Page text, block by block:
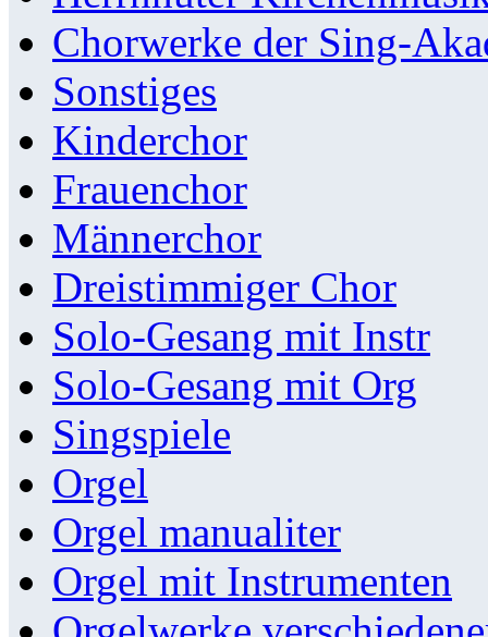
Chorwerke der Sing-
Sonstiges
Kinderchor
Frauenchor
Männerchor
Dreistimmiger Chor
Solo-Gesang mit Instr
Solo-Gesang mit Org
Singspiele
Orgel
Orgel manualiter
Orgel mit Instrumenten